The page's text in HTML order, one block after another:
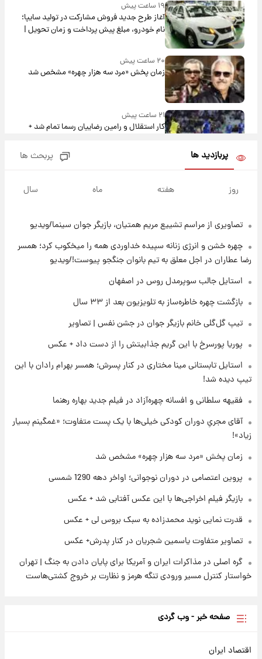
۱۹ ساعت پیش
آغاز طرح جدید فروش مشارکت در تولید سایپا؛
نام خودرو، مبلغ پیش پرداخت و زمان تحویل |
سود مشارکت چند درصد است؟
۲۰ ساعت پیش
زمان پخش «مرد سه هزار چهره» مشخص شد
۲۱ ساعت پیش
کار استقلال و رامین رضاییان رسما تمام شد +
مذاق رضاییان خوش نیامد+عکس
۲۱ ساعت پیش
۱۲۹۰ شمسی
۲۱ ساعت پیش
هسته‌ای در آسمان ظاهر شد
رونالدو از گنجینه خودروهای لوکسش رونمایی
علی مطهری: اجرای کامل تفاهم‌نامه اسلام‌آباد،
پربازدید ها پربحث ها
روز هفته ماه سال
تصاویری از مراسم تشییع مریم همتیان، بازیگر جوان سینما/ویدیو
چهره خشن و انرژی زنانه سپیده خداوردی همه را میخکوب کرد؛ همسر
رضا عطاران در اجل معلق به تیم بانوان جنگجو پیوست!/ویدیو
استایل جالب سوپرمدل روس در اصفهان
بازگشت چهره خاطره‌ساز به تلویزیون بعد از ۳۳ سال
تیپ گل‌گلی خانم بازیگر جوان در جشن نفس | تصاویر
پوریا پورسرخ با این گریم جذابیتش را از دست داد + عکس
استایل تابستانی مینا مختاری در کنار پسرش؛ همسر بهرام رادان با این
تیپ دیده شد!
فقیهه سلطانی و افسانه چهره‌آزاد در فیلم جدید بهاره رهنما
آقای مجریِ دوران کودکی خیلی‌ها با یک پست متفاوت؛ «غمگینم بسیار
زیاد»!
زمان پخش «مرد سه هزار چهره» مشخص شد
پروین اعتصامی در دوران نوجوانی؛ اواخر دهه 1290 شمسی
بازیگر فیلم اخراجی‌ها با این عکس آفتابی شد + عکس
قدرت نمایی نوید محمدزاده به سبک بروس لی + عکس
تصاویر متفاوت یاسمین شجریان در کنار پدرش+ عکس
گره اصلی در مذاکرات ایران و آمریکا برای پایان دادن به جنگ | تهران
خواستار کنترل مسیر ورودی تنگه هرمز و نظارت بر خروج کشتی‌هاست
صفحه خبر - وب گردی
اقتصاد ایران